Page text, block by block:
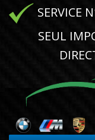
SERVICE
SEUL